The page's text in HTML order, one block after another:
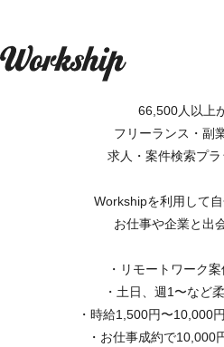
66,500人以上
フリーランス・副
求人・案件検索プ
Workshipを利用して
お仕事や企業と出
・リモートワーク
・土日、週1〜など
・時給1,500円〜10,000
・お仕事成約で10,000